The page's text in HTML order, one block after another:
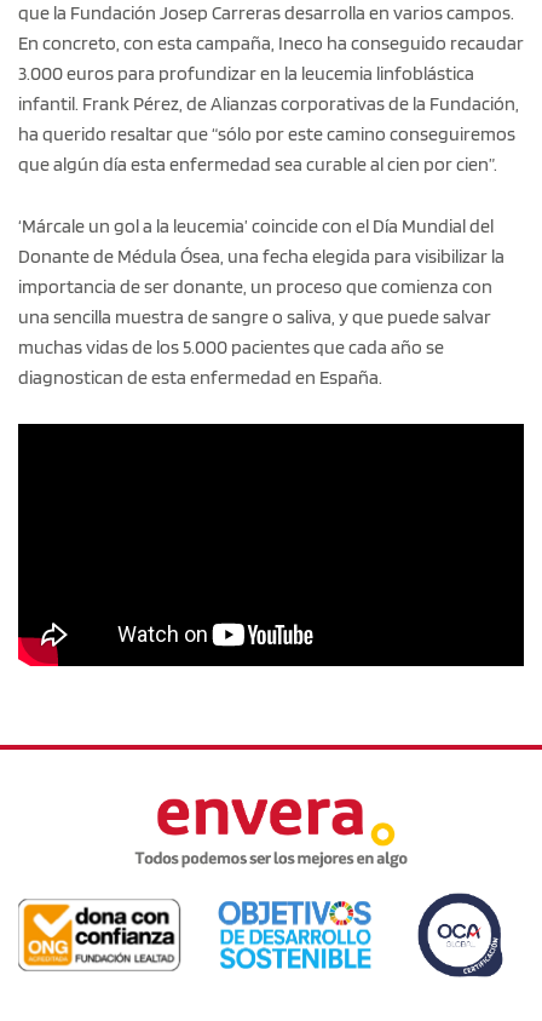
que la Fundación Josep Carreras desarrolla en varios campos.
En concreto, con esta campaña, Ineco ha conseguido recaudar
3.000 euros para profundizar en la leucemia linfoblástica
infantil. Frank Pérez, de Alianzas corporativas de la Fundación,
ha querido resaltar que “sólo por este camino conseguiremos
que algún día esta enfermedad sea curable al cien por cien”.
‘Márcale un gol a la leucemia’ coincide con el Día Mundial del
Donante de Médula Ósea, una fecha elegida para visibilizar la
importancia de ser donante, un proceso que comienza con
una sencilla muestra de sangre o saliva, y que puede salvar
muchas vidas de los 5.000 pacientes que cada año se
diagnostican de esta enfermedad en España.